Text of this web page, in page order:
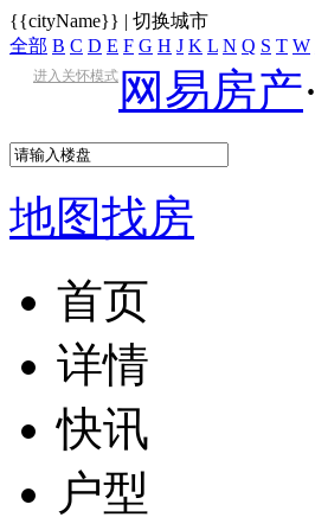
{{cityName}} | 切换城市
全部 B C D E F G H J K L N Q S T W
进入关怀模式 网易房产·
地图找房
首页
详情
快讯
户型